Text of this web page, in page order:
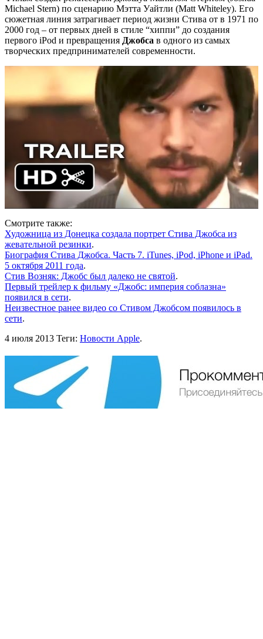
Michael Stern) по сценарию Мэтта Уайтли (Matt Whiteley). Его
сюжетная линия затрагивает период жизни Стива от в 1971 по
2000 год – от первых дней в стиле “хиппи” до создания
первого iPod и превращения Джобса в одного из самых
творческих предпринимателей современности.
Смотрите также:
Художница из Донецка создала портрет Стива Джобса из
жевательной резинки.
Биография Стива Джобса. Часть 7. iTunes, iPod, iPhone и iPad.
5 октября 2011 года.
Стив Возняк: Джобс был далеко не святой.
Первый трейлер к фильму «Джобс: империя соблазна»
появился в сети.
Неизвестное ранее видео со Стивом Джобсом появилось в
сети.
4 июля 2013 Теги: Новости Apple.